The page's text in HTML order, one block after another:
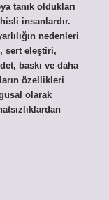
tanık oldukları
insanlardır.
nedenleri
sert eleştiri,
baskı ve daha
özellikleri
olarak